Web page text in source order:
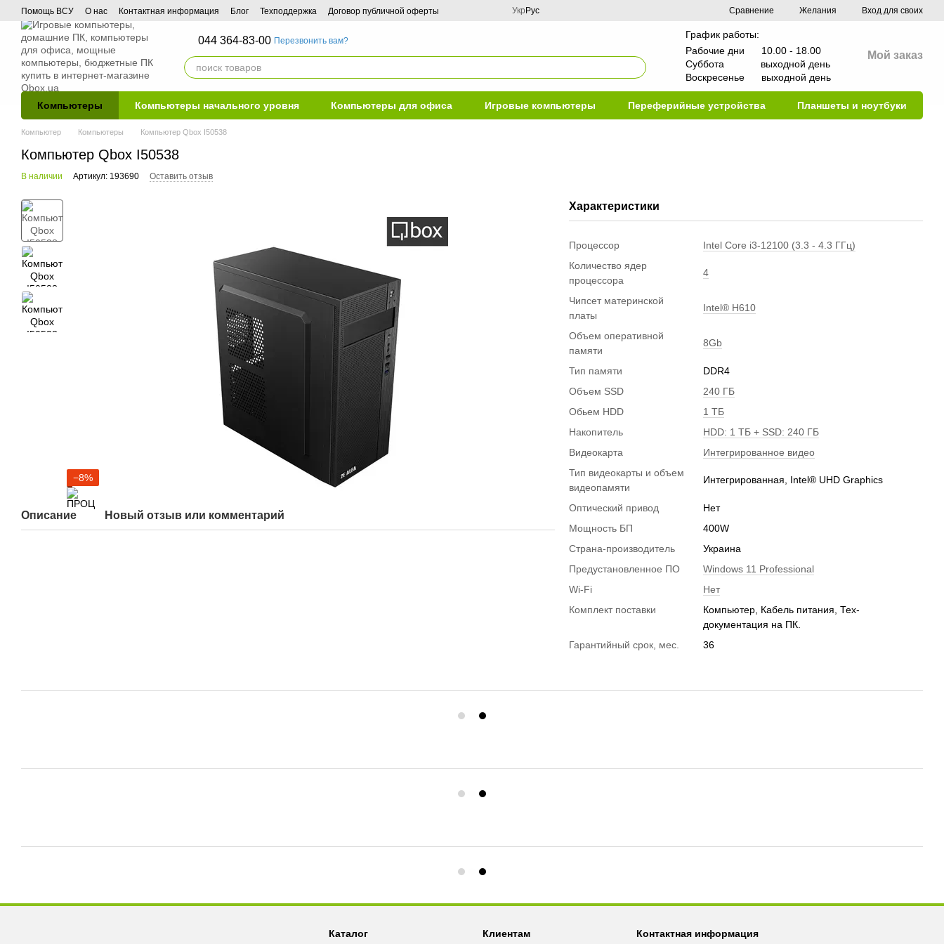
Перейти к основному контенту
Помощь ВСУ О нас Контактная информация Блог Техподдержка Договор публичной оферты Укр Рус Сравнение Желания Вход для своих
044 364-83-00 Перезвонить вам?
График работы:
Рабочие дни 10.00 - 18.00
Суббота выходной день
Воскресенье выходной день
Мой заказ
Компьютеры Компьютеры начального уровня Компьютеры для офиса Игровые компьютеры Переферийные устройства Планшеты и ноутбуки
Компьютер Компьютеры Компьютер Qbox I50538
Компьютер Qbox I50538
В наличии Артикул: 193690 Оставить отзыв
−8%
Описание Новый отзыв или комментарий
Характеристики
Процессор
Intel Core i3-12100 (3.3 - 4.3 ГГц)
Количество ядер
процессора
4
Чипсет материнской
платы
Intel® H610
Объем оперативной
памяти
8Gb
Тип памяти
DDR4
Объем SSD
240 ГБ
Обьем HDD
1 ТБ
Накопитель
HDD: 1 ТБ + SSD: 240 ГБ
Видеокарта
Интегрированное видео
Тип видеокарты и объем
видеопамяти
Интегрированная, Intel® UHD Graphics
Оптический привод
Нет
Мощность БП
400W
Страна-производитель
Украина
Предустановленное ПО
Windows 11 Professional
Wi-Fi
Нет
Комплект поставки
Компьютер, Кабель питания, Тех-
документация на ПК.
Гарантийный срок, мес.
36
Каталог Клиентам Контактная информация